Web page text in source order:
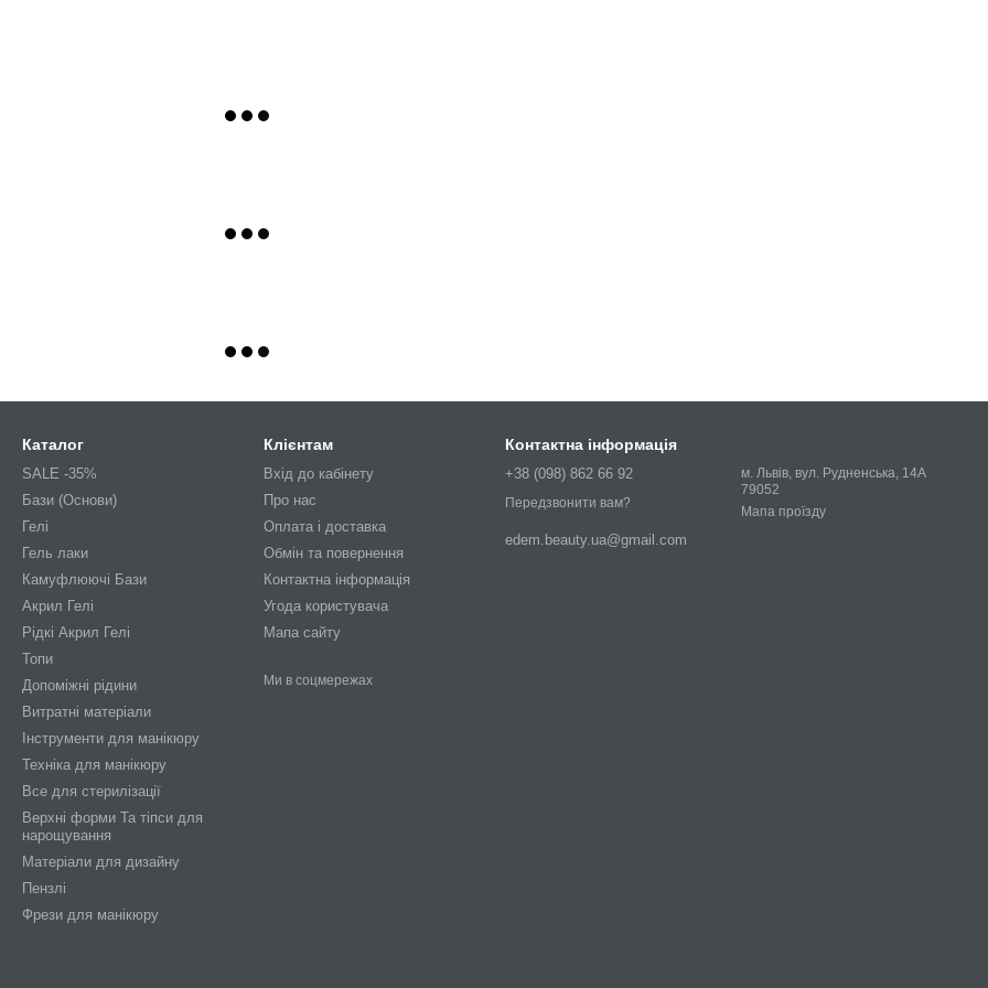
Каталог
SALE -35%
Бази (Основи)
Гелі
Гель лаки
Камуфлюючі Бази
Акрил Гелі
Рідкі Акрил Гелі
Топи
Допоміжні рідини
Витратні матеріали
Інструменти для манікюру
Техніка для манікюру
Все для стерилізації
Верхні форми Та тіпси для
нарощування
Матеріали для дизайну
Пензлі
Фрези для манікюру
Клієнтам
Вхід до кабінету
Про нас
Оплата і доставка
Обмін та повернення
Контактна інформація
Угода користувача
Мапа сайту
Ми в соцмережах
Контактна інформація
+38 (098) 862 66 92
Передзвонити вам?
edem.beauty.ua@gmail.com
м. Львів, вул. Рудненська, 14А
79052
Мапа проїзду